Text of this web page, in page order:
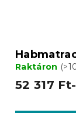
Raktáron
52 317